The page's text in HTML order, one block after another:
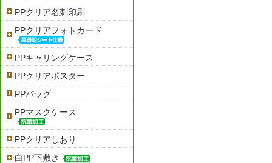
PPクリア名刺印刷
PPクリアフォトカード
PPキャリングケース
PPクリアポスター
PPバッグ
PPマスクケース
PPクリアしおり
白PP下敷き